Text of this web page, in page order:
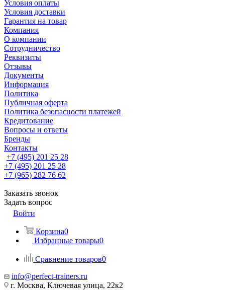
Условия оплаты
Условия доставки
Гарантия на товар
Компания
О компании
Сотрудничество
Реквизиты
Отзывы
Документы
Информация
Политика
Публичная оферта
Политика безопасности платежей
Кредитование
Вопросы и ответы
Бренды
Контакты
+7 (495) 201 25 28
+7 (495) 201 25 28
+7 (965) 282 76 62
Заказать звонок
Задать вопрос
Войти
Корзина0
Избранные товары0
Сравнение товаров0
info@perfect-trainers.ru
г. Москва, Ключевая улица, 22к2